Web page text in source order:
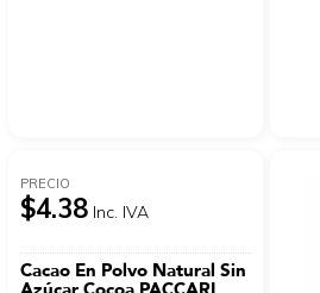
PRECIO
$4.38 Inc. IVA
Cacao En Polvo Natural Sin